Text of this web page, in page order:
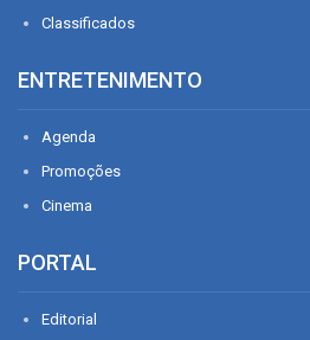
Classificados
ENTRETENIMENTO
Agenda
Promoções
Cinema
PORTAL
Editorial